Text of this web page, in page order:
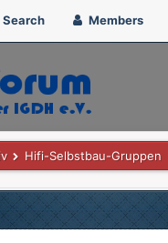
Search Members
Hifi-Selbstbau-Gruppen